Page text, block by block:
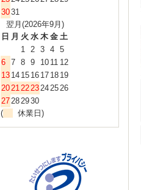
3031
翌月(2026年9月)
日 月 火 水 木 金 土
1 2 3 4 5
6 7 8 9 10 11 12
13 14 15 16 17 18 19
20212223242526
27282930
(
休業日)